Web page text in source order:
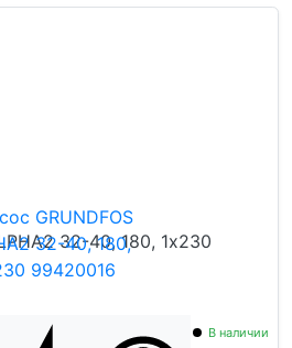
32-40, 180, 1х230
В наличии